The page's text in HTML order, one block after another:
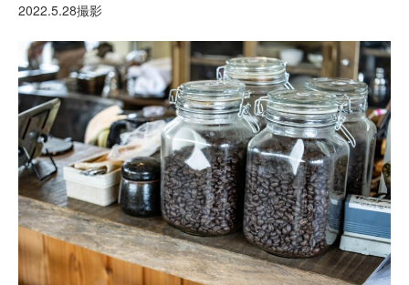
2022.5.28撮影